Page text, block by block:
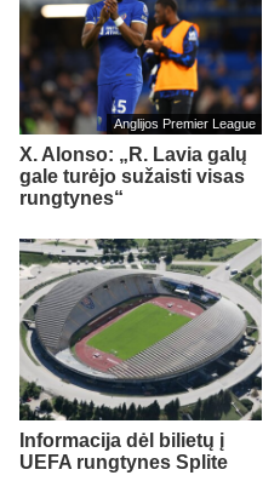
Anglijos Premier League
X. Alonso: „R. Lavia galų
gale turėjo sužaisti visas
rungtynes“
Informacija dėl bilietų į
UEFA rungtynes Splite